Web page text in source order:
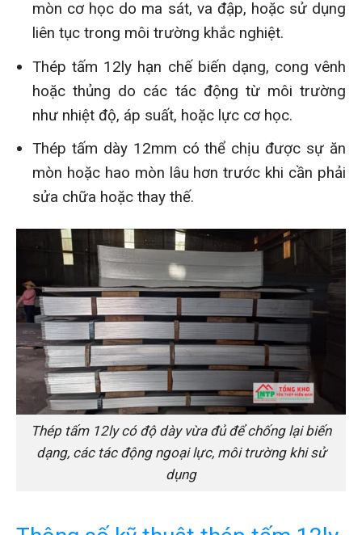
mòn cơ học do ma sát, va đập, hoặc sử dụng
liên tục trong môi trường khắc nghiệt.
Thép tấm 12ly hạn chế biến dạng, cong vênh
hoặc thủng do các tác động từ môi trường
như nhiệt độ, áp suất, hoặc lực cơ học.
Thép tấm dày 12mm có thể chịu được sự ăn
mòn hoặc hao mòn lâu hơn trước khi cần phải
sửa chữa hoặc thay thế.
Thép tấm 12ly có độ dày vừa đủ để chống lại biến
dạng, các tác động ngoại lực, môi trường khi sử
dụng